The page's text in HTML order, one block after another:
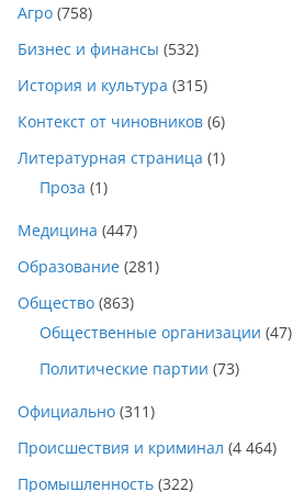
Агро (758)
Бизнес и финансы (532)
История и культура (315)
Контекст от чиновников (6)
Литературная страница (1)
Проза (1)
Медицина (447)
Образование (281)
Общество (863)
Общественные организации (47)
Политические партии (73)
Официально (311)
Происшествия и криминал (4 464)
Промышленность (322)